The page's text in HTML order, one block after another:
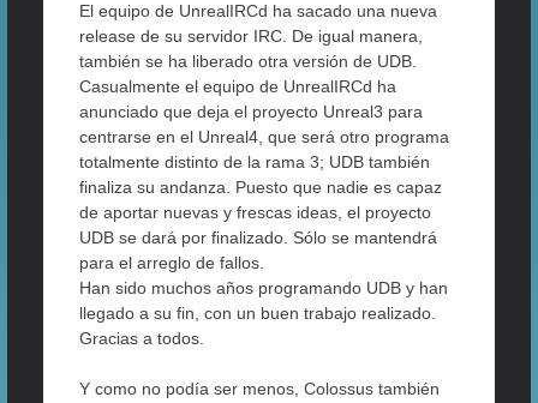
El equipo de UnrealIRCd ha sacado una nueva
release de su servidor IRC. De igual manera,
también se ha liberado otra versión de UDB.
Casualmente el equipo de UnrealIRCd ha
anunciado que deja el proyecto Unreal3 para
centrarse en el Unreal4, que será otro programa
totalmente distinto de la rama 3; UDB también
finaliza su andanza. Puesto que nadie es capaz
de aportar nuevas y frescas ideas, el proyecto
UDB se dará por finalizado. Sólo se mantendrá
para el arreglo de fallos.
Han sido muchos años programando UDB y han
llegado a su fin, con un buen trabajo realizado.
Gracias a todos.
Y como no podía ser menos, Colossus también